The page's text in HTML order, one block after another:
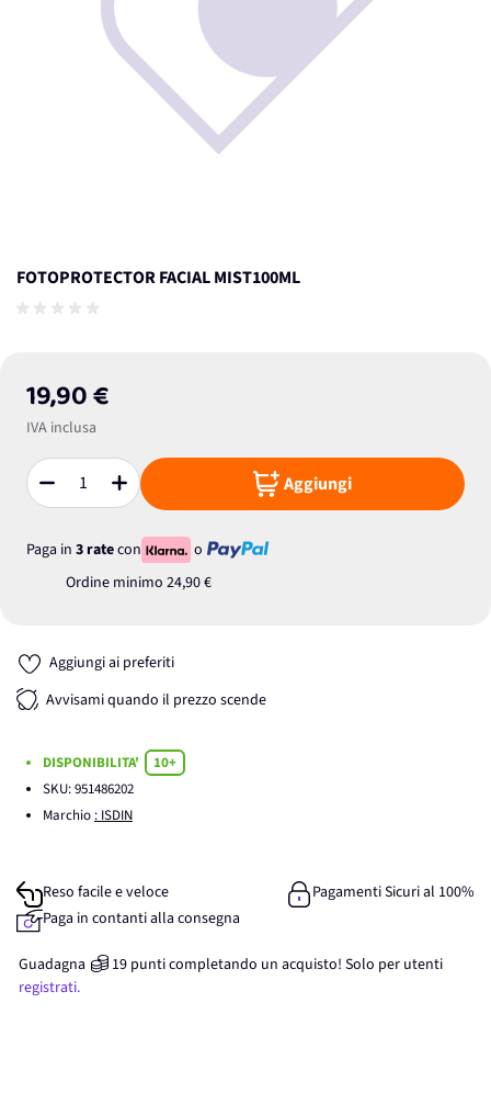
FOTOPROTECTOR FACIAL MIST100ML
19,90 €
IVA inclusa
Quantità Aggiungi
Paga in 3 ratecon
o
Ordine minimo 24,90 €
Aggiungi ai preferiti
Avvisami quando il prezzo scende
DISPONIBILITA'
10+
SKU:951486202
Marchio : ISDIN
Reso facile e veloce
Pagamenti Sicuri al 100%
Paga in contanti alla consegna
Guadagna 19 punticompletando un acquisto! Solo per utenti
registrati.